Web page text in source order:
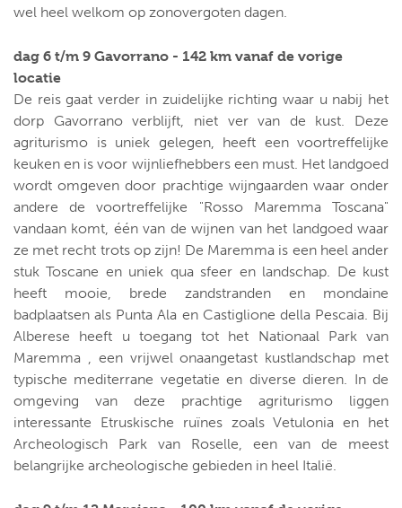
wel heel welkom op zonovergoten dagen.
dag 6 t/m 9 Gavorrano - 142 km vanaf de vorige
locatie
De reis gaat verder in zuidelijke richting waar u nabij het
dorp Gavorrano verblijft, niet ver van de kust. Deze
agriturismo is uniek gelegen, heeft een voortreffelijke
keuken en is voor wijnliefhebbers een must. Het landgoed
wordt omgeven door prachtige wijngaarden waar onder
andere de voortreffelijke "Rosso Maremma Toscana"
vandaan komt, één van de wijnen van het landgoed waar
ze met recht trots op zijn! De Maremma is een heel ander
stuk Toscane en uniek qua sfeer en landschap. De kust
heeft mooie, brede zandstranden en mondaine
badplaatsen als Punta Ala en Castiglione della Pescaia. Bij
Alberese heeft u toegang tot het Nationaal Park van
Maremma , een vrijwel onaangetast kustlandschap met
typische mediterrane vegetatie en diverse dieren. In de
omgeving van deze prachtige agriturismo liggen
interessante Etruskische ruïnes zoals Vetulonia en het
Archeologisch Park van Roselle, een van de meest
belangrijke archeologische gebieden in heel Italië.